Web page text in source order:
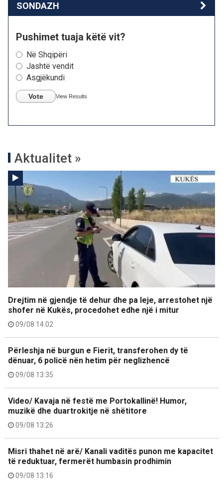
SONDAZH
Pushimet tuaja këtë vit?
Në Shqipëri
Jashtë vendit
Asgjëkundi
Vote View Results
Aktualitet »
Drejtim në gjendje të dehur dhe pa leje, arrestohet një
shofer në Kukës, procedohet edhe një i mitur
09/08 14:02
Përleshja në burgun e Fierit, transferohen dy të
dënuar, 6 policë nën hetim për neglizhencë
09/08 13:35
Video/ Kavaja në festë me Portokallinë! Humor,
muzikë dhe duartrokitje në shëtitore
09/08 13:26
Misri thahet në arë/ Kanali vaditës punon me kapacitet
të reduktuar, fermerët humbasin prodhimin
09/08 13:16